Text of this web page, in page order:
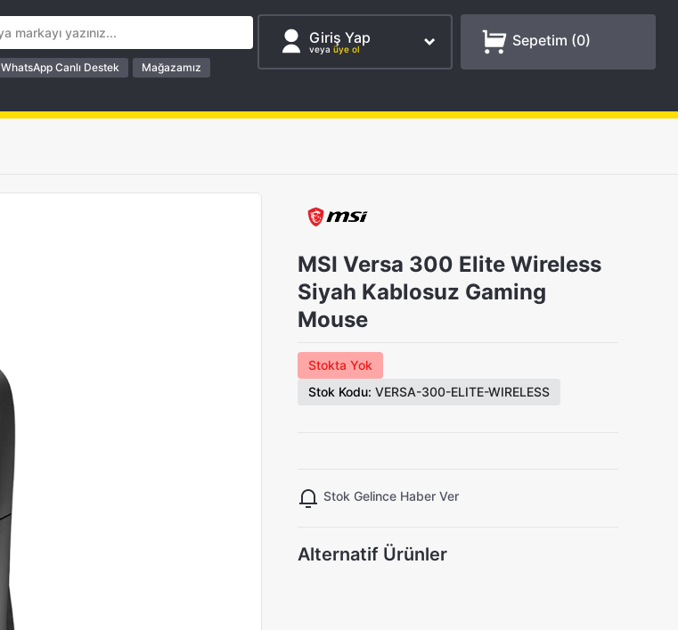
WhatsApp Canlı Destek
Mağazamız
Giriş Yap
veya üye ol Sepetim (0)
MSI Versa 300 Elite Wireless
Siyah Kablosuz Gaming
Mouse
Stokta Yok
Stok Kodu: VERSA-300-ELITE-WIRELESS
Stok Gelince Haber Ver
Alternatif Ürünler